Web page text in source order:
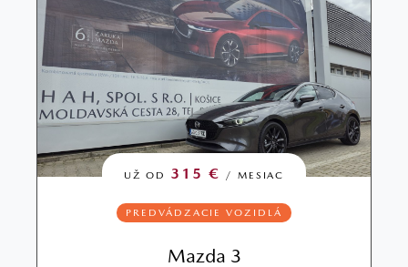
UŽ OD 315 € / MESIAC
PREDVÁDZACIE VOZIDLÁ
Mazda 3